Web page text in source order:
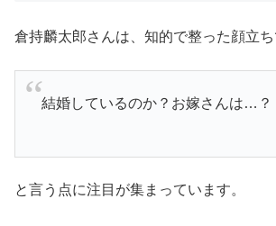
倉持麟太郎さんは、知的で整った顔立ち
結婚しているのか？お嫁さんは…？
と言う点に注目が集まっています。